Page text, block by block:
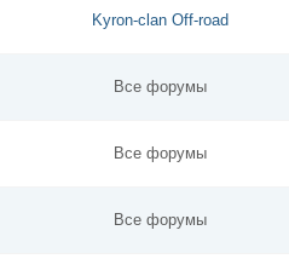
Kyron-clan Off-road
Все форумы
Все форумы
Все форумы